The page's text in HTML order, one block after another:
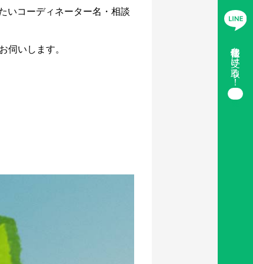
いコーディネーター名・相談
いします。
移住情報を受け取る！